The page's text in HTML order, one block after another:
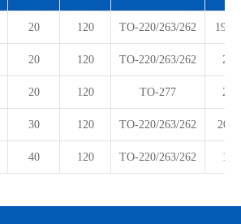
20 120 TO-220/263/262 19V/
20 120 TO-220/263/262
20 120 TO-277
30 120 TO-220/263/262
40 120 TO-220/263/262